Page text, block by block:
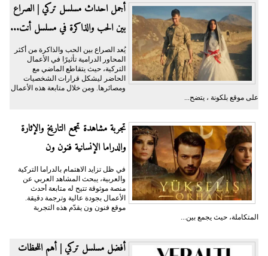
أجمل احداث مسلسل تركي | الصراع
بين الحب والذاكرة في مسلسل أنت...
يُعد الصراع بين الحب والذاكرة من أكثر
المحاور الدرامية تأثيرًا في الأعمال
التركية، حيث يتقاطع الماضي مع
الحاضر ليشكل قرارات الشخصيات
ومصائرها. ومن خلال متابعة هذه الأعمال
على موقع بلكونة ، يتضح...
تجربة مشاهدة تجمع التاريخ والإثارة
والدراما الإنسانية فنون ون
في ظل تزايد الاهتمام بالدراما التركية
والعربية، يبحث المشاهد العربي عن
منصة موثوقة تتيح له متابعة أحدث
الأعمال بجودة عالية وترجمة دقيقة.
موقع فنون ون يقدّم هذه التجربة
المتكاملة، حيث يجمع بين...
أفضل مسلسل تركي | أهم اللحظات